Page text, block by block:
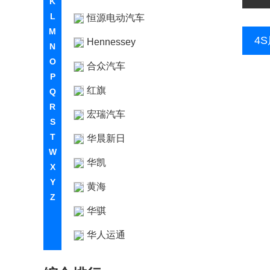
L
M
N
O
P
Q
R
S
T
W
X
Y
Z
恒源电动汽车
Hennessey
合众汽车
红旗
宏瑞汽车
华晨新日
华凯
黄海
华骐
华人运通
4S